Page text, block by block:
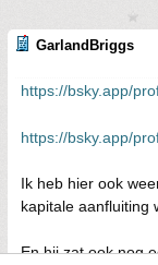
GarlandBriggs
https://bsky.app/
https://bsky.app/
Ik heb hier ook
kapitale aanfluiting
En hij zat ook nog